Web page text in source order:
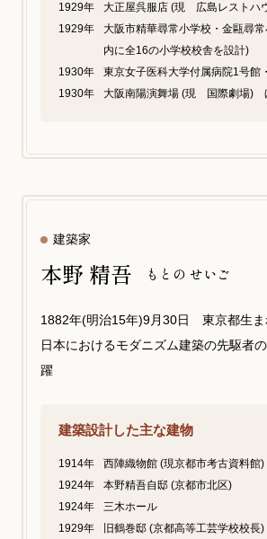
1929年
大正屋呉服店 (現 広島レストハ
1929年
大阪市精華尋常小学校・金甌尋
内に全16の小学校校舎を設計)
1930年
東京女子医科大学付属病院1号館
1930年
大阪南陽演舞場 (現 国際劇場)
建築家
本野 精吾 もとの せいご
1882年(明治15年)9月30日 東京都生ま
日本におけるモダニズム建築の先駆者
躍
建築設計した主な建物
1914年
西陣織物館 (現京都市考古資料館)
1924年
本野精吾自邸 (京都市北区)
1924年
三木ホール
1929年
旧鶴巻邸 (京都高等工芸学校校長)